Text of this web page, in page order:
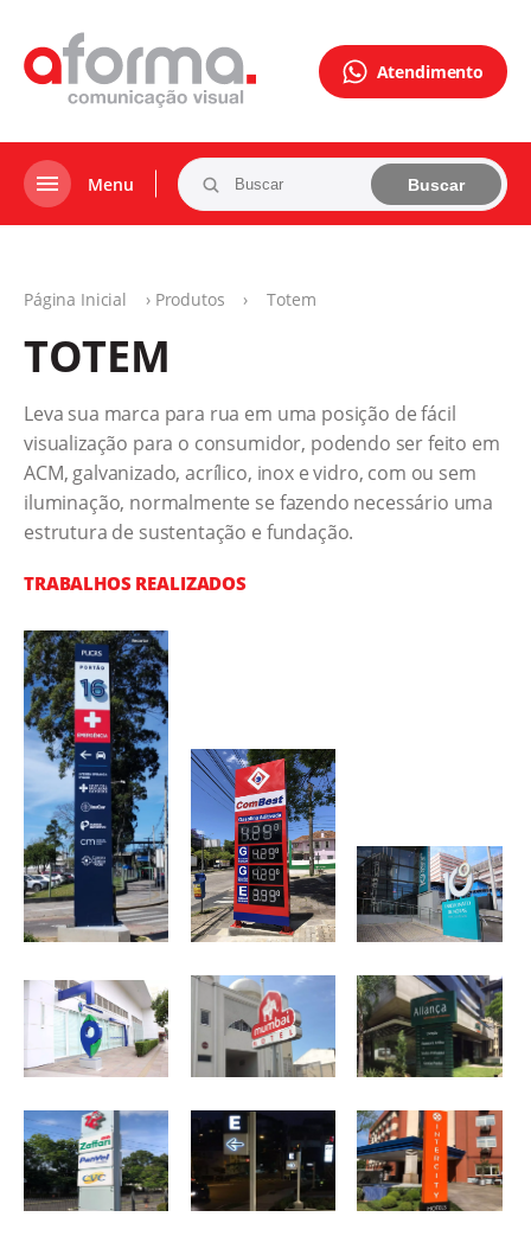
Atendimento
Menu Buscar
Página Inicial › Produtos › Totem
TOTEM
Leva sua marca para rua em uma posição de fácil
visualização para o consumidor, podendo ser feito em
ACM, galvanizado, acrílico, inox e vidro, com ou sem
iluminação, normalmente se fazendo necessário uma
estrutura de sustentação e fundação.
TRABALHOS REALIZADOS